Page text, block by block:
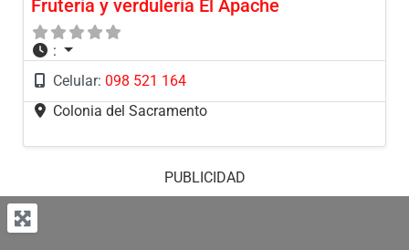
Frutería y verdulería El Apache
:
Celular: 098 521 164
Colonia del Sacramento
PUBLICIDAD